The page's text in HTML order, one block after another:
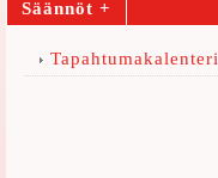
Säännöt +
Tapahtumakalenteri